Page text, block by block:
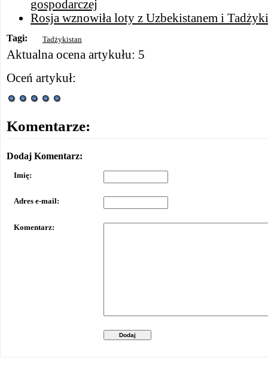
gospodarczej
Rosja wznowiła loty z Uzbekistanem i
Tagi: Tadżykistan
Aktualna ocena artykułu: 5
Oceń artykuł:
Komentarze:
Dodaj Komentarz:
Imię:
Adres e-mail:
Komentarz:
Dodaj